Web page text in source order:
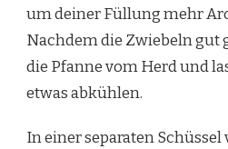
um deiner Füllung mehr
Nachdem die Zwiebeln gut
die Pfanne vom Herd und
etwas abkühlen.
In einer separaten